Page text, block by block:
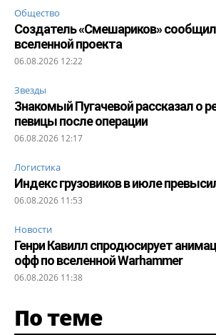
Общество
Создатель «Смешариков»
вселенной проекта
06.08.2026 12:22
Звезды
Знакомый Пугачевой рассказал о
певицы после операции
06.08.2026 12:17
Логистика
Индекс грузовиков в июле
06.08.2026 11:53
Новости
Генри Кавилл спродюсирует
офф по вселенной Warhammer
06.08.2026 11:38
По теме